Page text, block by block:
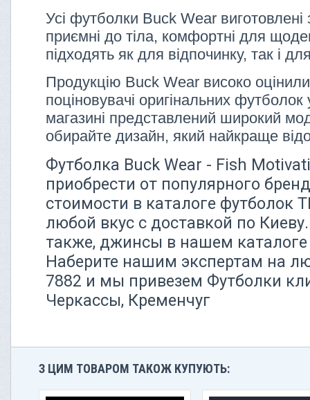
Усі футболки Buck Wear
приємні до тіла, комфортні для
підходять як для відпочинку, так і
Продукцію Buck Wear високо
поціновувачі оригінальних
магазині представлений широкий
обирайте дизайн, який найкраще
Футболка Buck Wear - Fish
приобрести от популярного
стоимости в каталоге футболок
любой вкус с доставкой по
также, джинсы в нашем
Наберите нашим экспертам на
7882 и мы привезем Футболки
Черкассы, Кременчуг
З ЦИМ ТОВАРОМ ТАКОЖ КУПУЮТЬ: